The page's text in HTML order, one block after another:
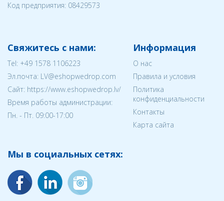
Код предприятия: 08429573
Свяжитесь с нами:
Tel: +49 1578 1106223
Эл.почта: LV@eshopwedrop.com
Cайт: https://www.eshopwedrop.lv/
Время работы администрации:
Пн. - Пт. 09:00-17:00
Информация
О нас
Правила и условия
Политика
конфиденциальности
Контакты
Карта сайта
Мы в социальных сетях: